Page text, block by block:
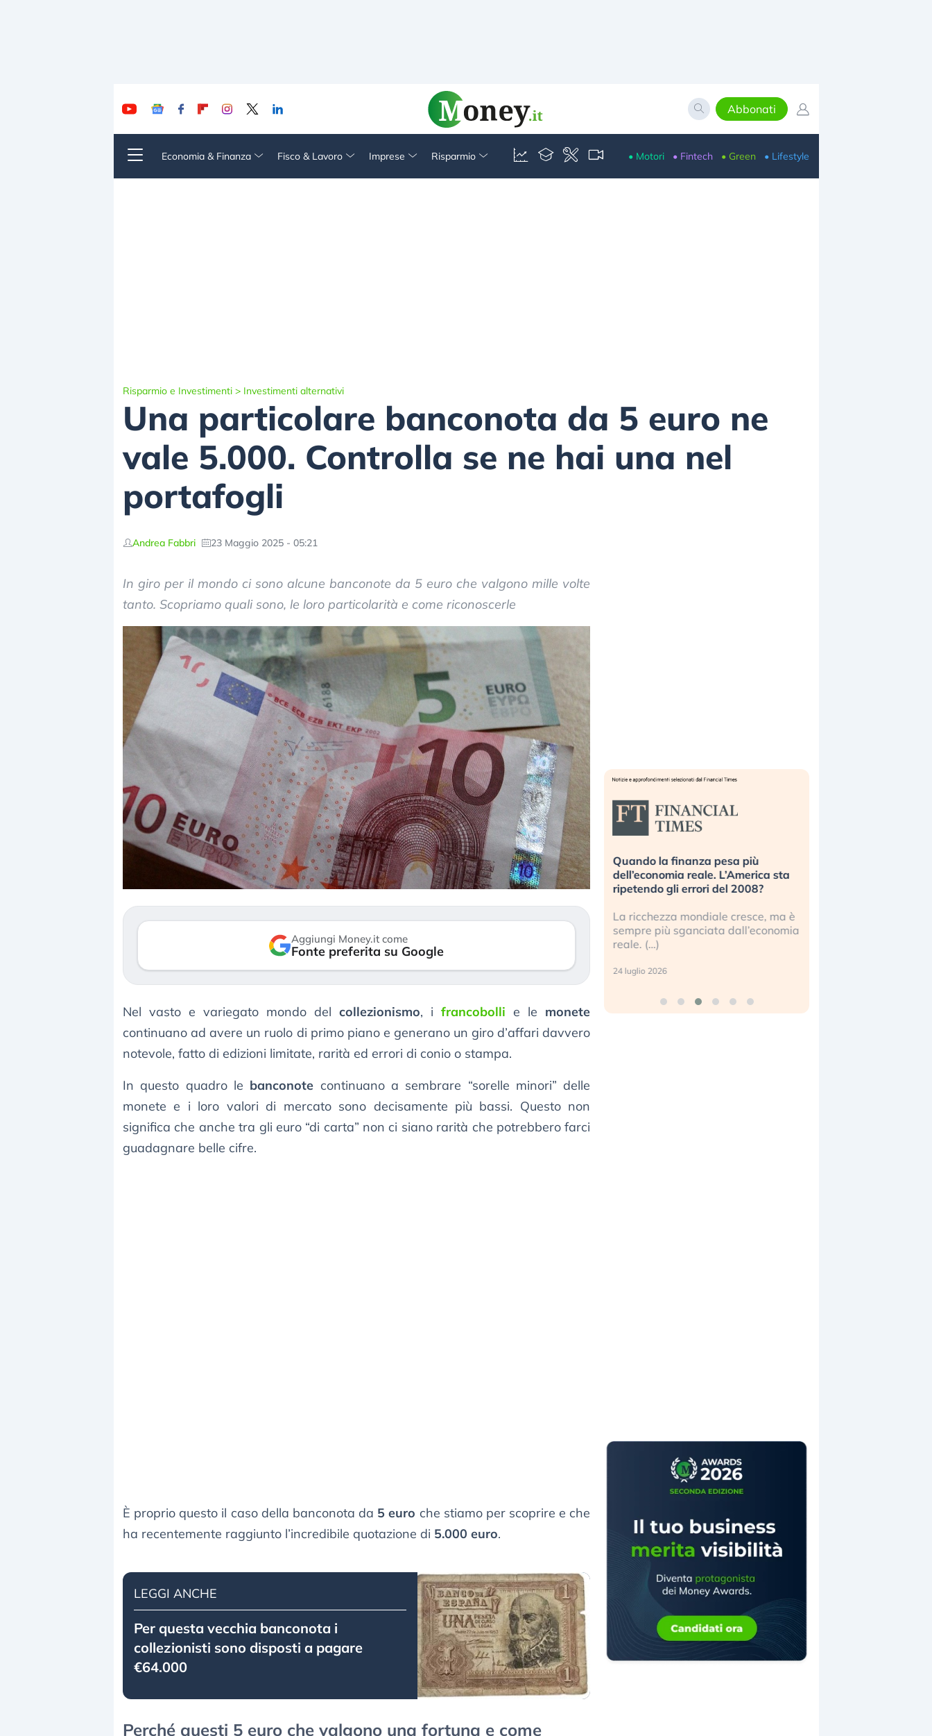
Abbonati
Economia & Finanza Fisco & Lavoro Imprese Risparmio • Motori • Fintech • Green • Lifestyle
Risparmio e Investimenti > Investimenti alternativi
Una particolare banconota da 5 euro ne
vale 5.000. Controlla se ne hai una nel
portafogli
Andrea Fabbri 23 Maggio 2025 - 05:21
In giro per il mondo ci sono alcune banconote da 5 euro che valgono mille volte
tanto. Scopriamo quali sono, le loro particolarità e come riconoscerle
Aggiungi Money.it come
Fonte preferita su Google
Nel vasto e variegato mondo delcollezionismo, ifrancobolli e le monete
continuano ad avere un ruolo di primo piano e generano un giro d’affari davvero
notevole, fatto di edizioni limitate, rarità ed errori di conio o stampa.
In questo quadro le banconote continuano a sembrare “sorelle minori” delle
monete e i loro valori di mercato sono decisamente più bassi. Questo non
significa che anche tra gli euro “di carta” non ci siano rarità che potrebbero farci
guadagnare belle cifre.
È proprio questo il caso della banconota da 5 euro che stiamo per scoprire e che
ha recentemente raggiunto l’incredibile quotazione di 5.000 euro.
LEGGI ANCHE
Per questa vecchia banconota i
collezionisti sono disposti a pagare
€64.000
Perché questi 5 euro che valgono una fortuna e come
Dalle valutazioni estreme alla
correzione. Cosa sta guidando il
repricing degli asset?
3 agosto 2026
«La mia vita è rovinata». Investitori
in preda al panico dopo lo scoppio
della bolla AI
Kospi, mentre gli investitori retail (…)
30 luglio 2026
Quando la finanza pesa più
dell’economia reale. L’America sta
ripetendo gli errori del 2008?
La ricchezza mondiale cresce, ma è
sempre più sganciata dall’economia
reale. (…)
24 luglio 2026